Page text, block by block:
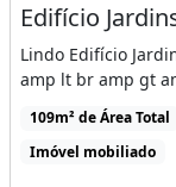
Lindo Edifício
amp lt br amp gt
109m² de Área Total
Imóvel mobiliado